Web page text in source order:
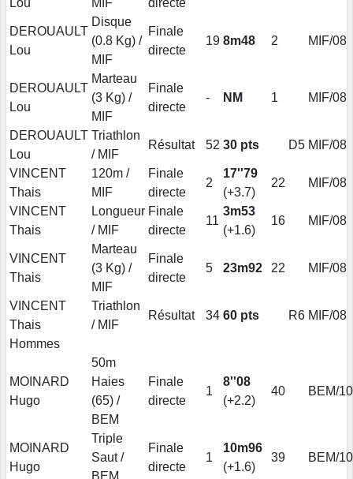
Lou
MIF
directe
DEROUAULT
Lou
Disque
(0.8 Kg) /
MIF
Finale
directe
19 8m48 2 MIF/08
DEROUAULT
Lou
Marteau
(3 Kg) /
MIF
Finale
directe
- NM 1 MIF/08
DEROUAULT
Lou
Triathlon
/ MIF
Résultat 52 30 pts D5 MIF/08
VINCENT
Thais
120m /
MIF
Finale
directe
2
17''79
(+3.7)
22 MIF/08
VINCENT
Thais
Longueur
/ MIF
Finale
directe
11
3m53
(+1.6)
16 MIF/08
VINCENT
Thais
Marteau
(3 Kg) /
MIF
Finale
directe
5 23m92 22 MIF/08
VINCENT
Thais
Triathlon
/ MIF
Résultat 34 60 pts R6 MIF/08
Hommes
MOINARD
Hugo
50m
Haies
(65) /
BEM
Finale
directe
1
8''08
(+2.2)
40 BEM/10
MOINARD
Hugo
Triple
Saut /
Finale
directe
1
10m96
(+1.6)
39 BEM/10